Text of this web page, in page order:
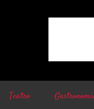
Teatro